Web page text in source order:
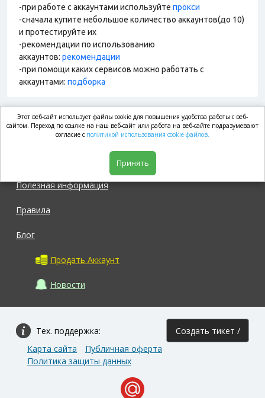
-при работе с аккаунтами используйте прокси
-сначала купите небольшое количество аккаунтов(до 10)
и протестируйте их
-рекомендации по использованию
аккаунтов: рекомендации
-при помощи каких сервисов можно работать с
аккаунтами: подборка
market.com
Полезная информация
Правила
Блог
Продать Аккаунт
Новости
Тех. поддержка: Создать тикет /
Карта сайта
Публичная оферта
Политика защиты данных
Этот веб-сайт использует файлы cookie для повышения удобства работы с веб-
сайтом. Переход по ссылке на наш веб-сайт или работа на веб-сайте подразумевают
согласие с политикой использования cookie файлов.
Принять